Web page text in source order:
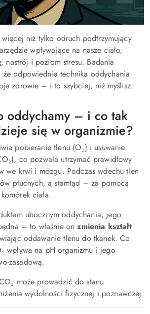
niż tylko odruch podtrzymujący
wpływające na nasze ciało,
nastrój i poziom stresu. Badania
odpowiednia technika oddychania
zdrowie – i to szybciej, niż myślisz.
– i co tak
się w organizmie?
pobieranie tlenu (O₂) i usuwanie
co pozwala utrzymać prawidłowy
we krwi i mózgu. Podczas wdechu tlen
płucnych, a stamtąd – za pomocą
ciała.
ubocznym oddychania, jego
– to właśnie onzmienia kształt
oddawanie tlenu do tkanek. Co
wpływa na pH organizmu i jego
zasadową.
może prowadzić do stanu
wydolności fizycznej i poznawczej.